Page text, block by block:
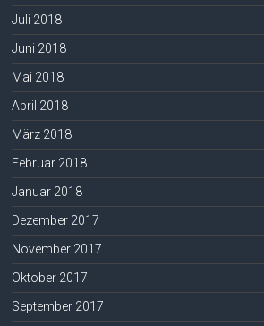
Juli 2018
Juni 2018
Mai 2018
April 2018
März 2018
Februar 2018
Januar 2018
Dezember 2017
November 2017
Oktober 2017
September 2017